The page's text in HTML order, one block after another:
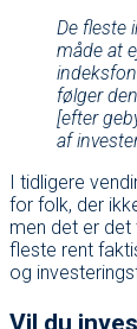
De fleste
måde at
følger
[efter
af
I tidligere
for folk, der
men det er
fleste rent
og